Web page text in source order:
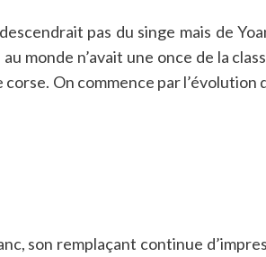
pas du singe mais de
monde n’avait une once de la
On commence par l’évolution
son remplaçant continue